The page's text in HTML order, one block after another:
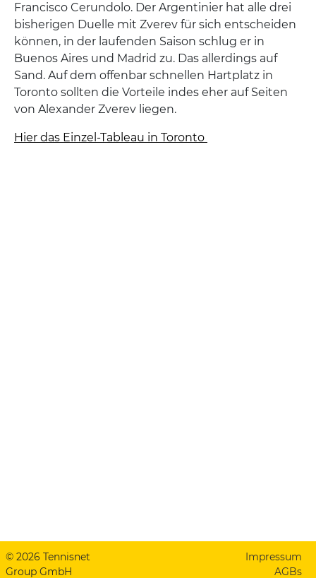
Francisco Cerundolo. Der Argentinier hat alle drei
bisherigen Duelle mit Zverev für sich entscheiden
können, in der laufenden Saison schlug er in
Buenos Aires und Madrid zu. Das allerdings auf
Sand. Auf dem offenbar schnellen Hartplatz in
Toronto sollten die Vorteile indes eher auf Seiten
von Alexander Zverev liegen.
Hier das Einzel-Tableau in Toronto
© 2026 Tennisnet
Group GmbH
Impressum
AGBs